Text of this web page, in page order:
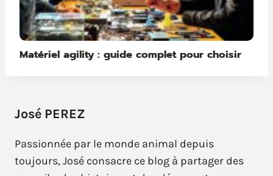
Matériel agility : guide complet pour choisir
José PEREZ
Passionnée par le monde animal depuis
toujours, José consacre ce blog à partager des